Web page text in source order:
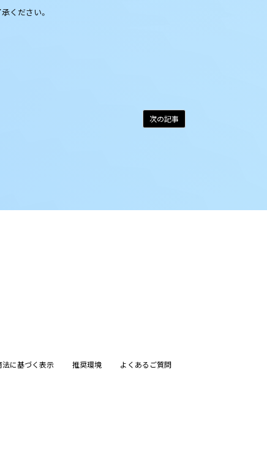
ください。
次の記事
法に基づく表示 推奨環境 よくあるご質問